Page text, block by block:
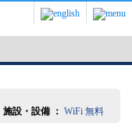
施設・設備 ： WiFi 無料